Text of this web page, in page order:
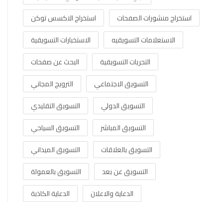
استخراج الاكسس توكن
استخراج منشورات الصفحات
الاستخبارات التسويقية
الاستعلامات التسويقيه
البحث عن صفحات
التحريات التسويقية
الترويج المجاني
التسويق الاجتماعي
التسويق التقليدي
التسويق الدولي
التسويق السياحي
التسويق المباشر
التسويق الميداني
التسويق بالعلاقات
التسويق بالعمولة
التسويق عن بعد
الدعاية الكاذبة
الدعاية والاعلان